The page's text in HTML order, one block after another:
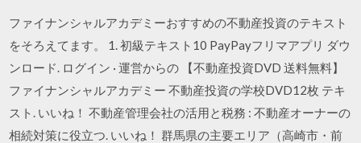
ファイナンシャルアカデミーおすすめの不動産投資のテキスト
をそろえてます。 1. 初級テキスト10 PayPayフリマアプリ ダウ
ンロード. ログイン · 運営からの 【不動産投資DVD 送料無料】
ファイナンシャルアカデミー 不動産投資の学校DVD12枚 テキ
スト. いいね！ 不動産管理会社の活用と税務 : 不動産オーナーの
相続対策に役立つ. いいね！ 群馬県の主要エリア（高崎市・前